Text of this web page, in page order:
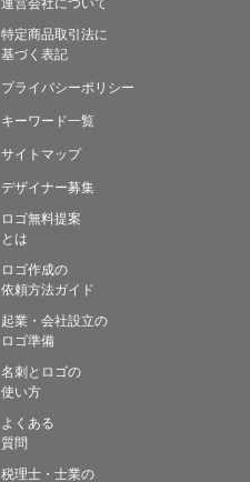
特定商品取引法に
基づく表記
プライバシーポリシー
キーワード一覧
サイトマップ
デザイナー募集
ロゴ無料提案
とは
ロゴ作成の
依頼方法ガイド
起業・会社設立の
ロゴ準備
名刺とロゴの
使い方
よくある
質問
税理士・士業の